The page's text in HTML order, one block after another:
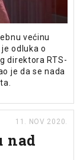
većinu
odluka o
direktora RTS-
je da se nada
11. NOV 2020.
nad